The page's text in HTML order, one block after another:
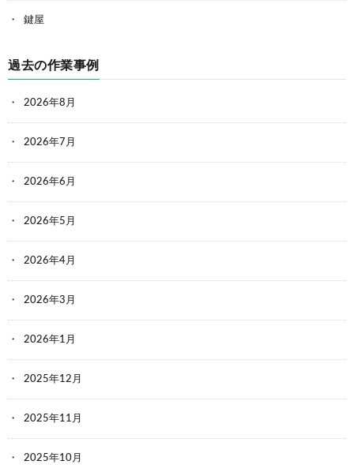
鍵屋
過去の作業事例
2026年8月
2026年7月
2026年6月
2026年5月
2026年4月
2026年3月
2026年1月
2025年12月
2025年11月
2025年10月